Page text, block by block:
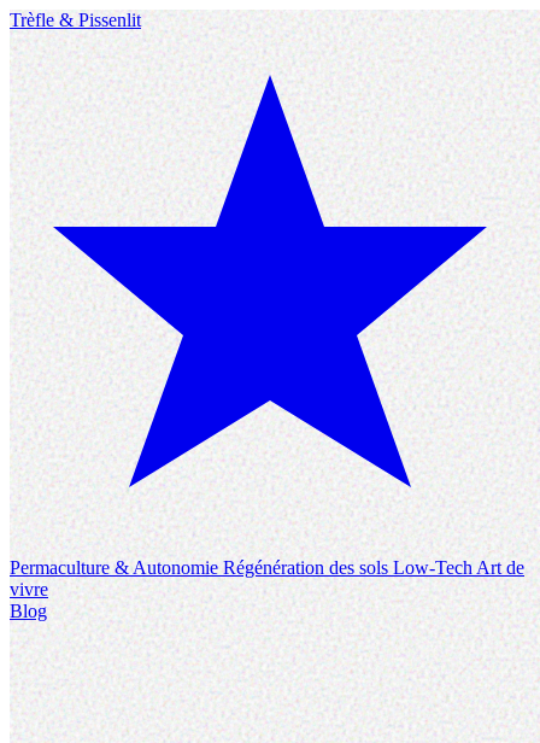
Trèfle&Pissenlit
Permaculture & Autonomie Régénération des sols Low-Tech Art de
vivre
Blog